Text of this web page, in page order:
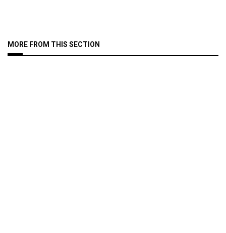
MORE FROM THIS SECTION